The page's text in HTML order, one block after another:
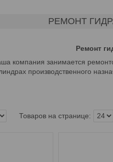
РЕМОНТ
Ремонт
компания занимается
производственного